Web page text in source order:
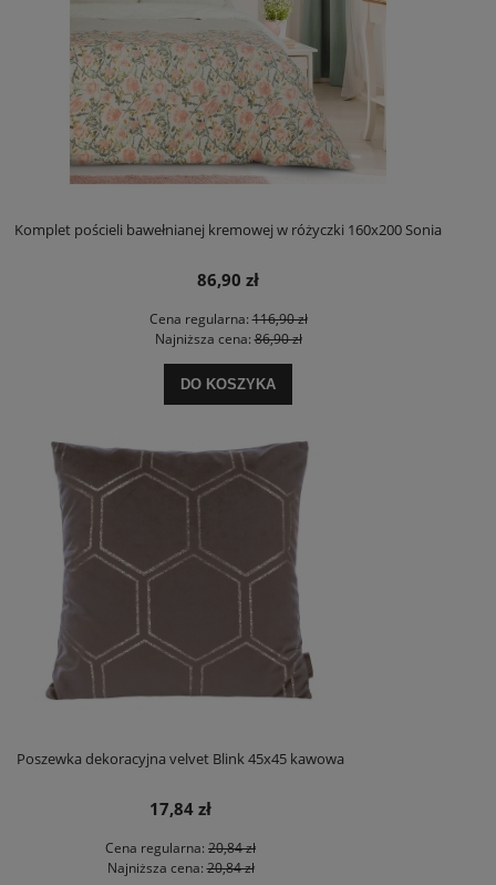
Komplet pościeli bawełnianej kremowej w różyczki 160x200 Sonia
86,90 zł
Cena regularna:116,90 zł
Najniższa cena:86,90 zł
DO KOSZYKA
Poszewka dekoracyjna velvet Blink 45x45 kawowa
17,84 zł
Cena regularna: 20,84 zł
Najniższa cena:20,84 zł